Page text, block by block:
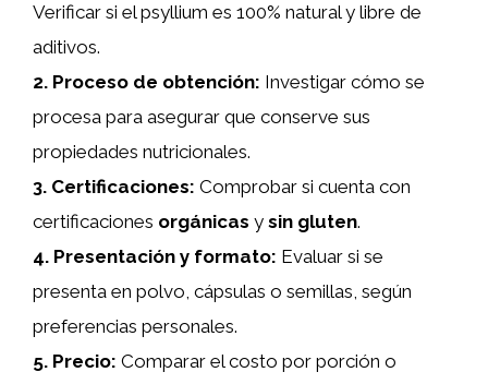
Verificar si el psyllium es 100% natural y libre de
aditivos.
2. Proceso de obtención: Investigar cómo se
procesa para asegurar que conserve sus
propiedades nutricionales.
3. Certificaciones: Comprobar si cuenta con
certificaciones orgánicas y sin gluten.
4. Presentación y formato: Evaluar si se
presenta en polvo, cápsulas o semillas, según
preferencias personales.
5. Precio: Comparar el costo por porción o